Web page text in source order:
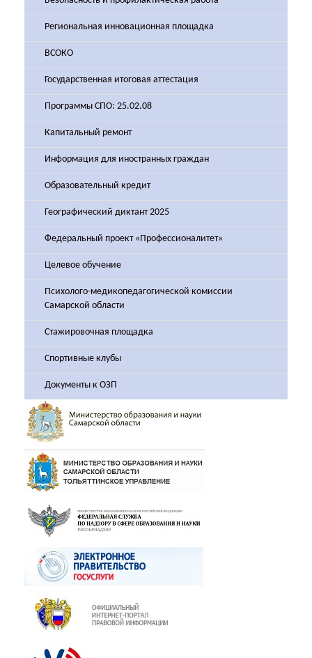
Региональная инновационная площадка
ВСОКО
Государственная итоговая аттестация
Программы СПО: 25.02.08
Капитальный ремонт
Информация для иностранных граждан
Образовательный кредит
Географический диктант 2025
Федеральный проект «Профессионалитет»
Целевое обучение
Психолого-медикопедагогической комиссии
Самарской области
Стажировочная площадка
Спортивные клубы
Документы к ОЗП